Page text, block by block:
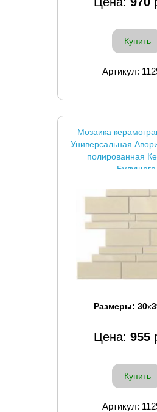
Купить
Артикул:
Мозаика
Универсальная
полированная
Будущего
Размеры: 30x
Цена: 955
Купить
Артикул: